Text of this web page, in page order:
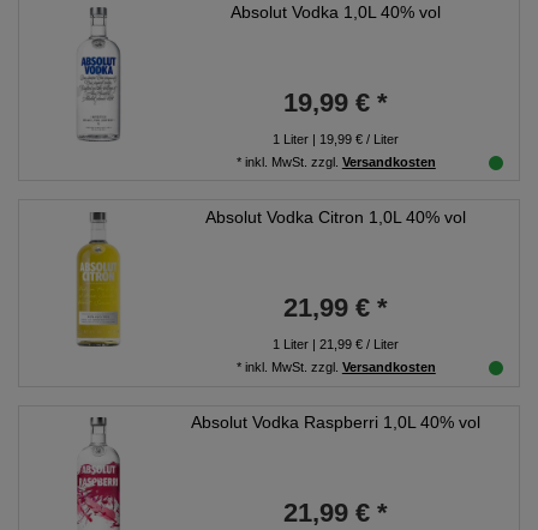
Absolut Vodka 1,0L 40% vol
19,99 € *
1 Liter | 19,99 € / Liter
* inkl. MwSt. zzgl. Versandkosten
Absolut Vodka Citron 1,0L 40% vol
21,99 € *
1 Liter | 21,99 € / Liter
* inkl. MwSt. zzgl. Versandkosten
Absolut Vodka Raspberri 1,0L 40% vol
21,99 € *